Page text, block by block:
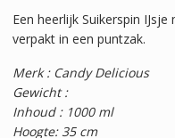
Een heerlijk Suikerspin
verpakt in een puntzak.
Merk : Candy Delicious
Gewicht :
Inhoud : 1000 ml
Hoogte: 35 cm